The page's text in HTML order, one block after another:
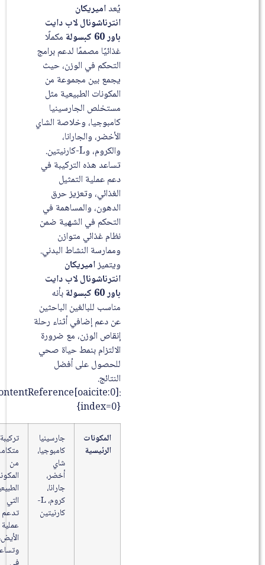
اميريكان
انترناشونال لاب دايت
مكملًا
غذائيًا مصممًا لدعم برامج
التحكم في الوزن، حيث
يجمع بين مجموعة من
المكونات الطبيعية مثل
مستخلص الجارسينيا
كامبوجيا، وخلاصة الشاي
الأخضر، والجارانا،
والكروم، وL-كارنيتين.
تساعد هذه التركيبة في
دعم عملية التمثيل
الغذائي، وتعزيز حرق
الدهون، والمساهمة في
التحكم في الشهية ضمن
نظام غذائي متوازن
وممارسة النشاط البدني.
ويتميزاميريكان
انترناشونال لاب دايت
بأنه
مناسب للبالغين الباحثين
عن دعم إضافي أثناء رحلة
إنقاص الوزن، مع ضرورة
الالتزام بنمط حياة صحي
للحصول على أفضل
النتائج.
:contentReference[oaicite:0]
{index=0}
المكونات
الرئيسية
جارسينيا
كامبوجيا،
أخضر،
جارانا،
كروم، L-
كارنيتين
تركيبة
متكاملة
المكونات
الطبيعية
الأيض،
وتساعد